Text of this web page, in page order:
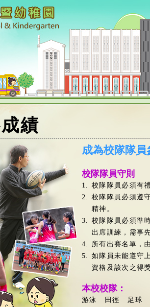
績
成為校隊隊員
校隊隊員守則
1. 校隊隊員必須有
2. 校隊隊員必須遵
精神。
3. 校隊隊員必須準
出席訓練，需事
4.
所有出賽名單，
5. 如隊員未能遵守
資格及該次之得
本校校隊：
游泳 田徑 足球